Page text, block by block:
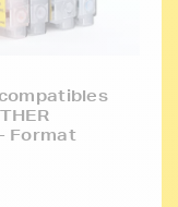
Format